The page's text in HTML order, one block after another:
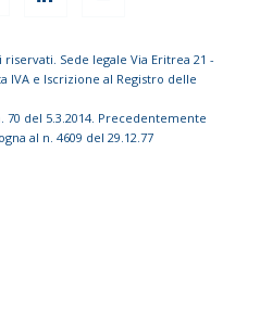
Sede legale Via Eritrea 21 -
IVA e Iscrizione al Registro delle
del 5.3.2014. Precedentemente
al n. 4609 del 29.12.77